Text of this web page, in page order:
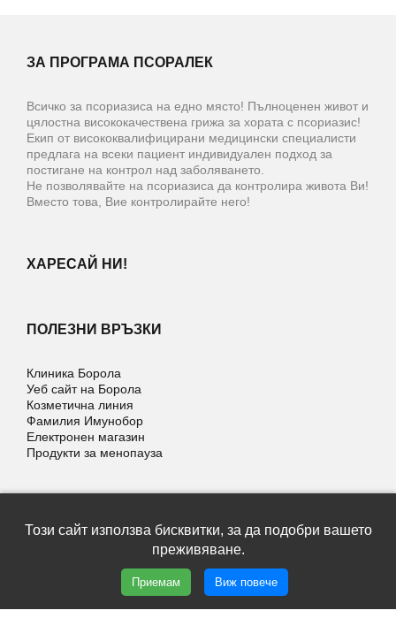
ЗА ПРОГРАМА ПСОРАЛЕК
Всичко за псориазиса на едно място! Пълноценен живот и
цялостна висококачествена грижа за хората с псориазис!
Екип от висококвалифицирани медицински специалисти
предлага на всеки пациент индивидуален подход за
постигане на контрол над заболяването.
Не позволявайте на псориазиса да контролира живота Ви!
Вместо това, Вие контролирайте него!
ХАРЕСАЙ НИ!
ПОЛЕЗНИ ВРЪЗКИ
Клиника Борола
Уеб сайт на Борола
Козметична линия
Фамилия Имунобор
Електронен магазин
Продукти за менопауза
Copyright © 2026 | Psoralek | Всички права запазени |
Условия за ползване
Уеб дизайн и SEO от Трибест
Този сайт използва бисквитки, за да подобри вашето
преживяване.
Приемам Виж повече